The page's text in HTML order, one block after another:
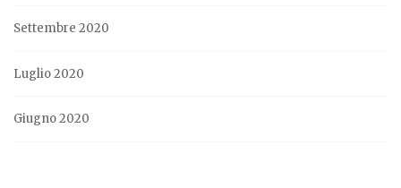
Settembre 2020
Luglio 2020
Giugno 2020